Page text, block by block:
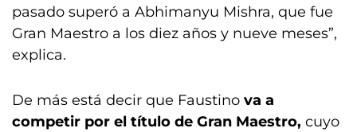
pasado superó a Abhimanyu Mishra, que fue
Gran Maestro a los diez años y nueve meses”,
explica.
De más está decir que Faustino va a
competir por el título de Gran Maestro, cuyo